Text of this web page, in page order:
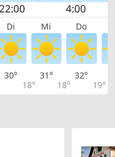
Di Mi Do
30°
18°
31°
18°
32°
19°